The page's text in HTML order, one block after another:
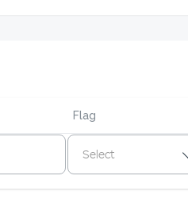
Flag
Select